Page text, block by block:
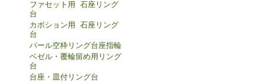
ファセット用 石座リング
台
カボション用 石座リング
台
パール空枠リング台座指輪
ベゼル・覆輪留め用リング
台
台座・皿付リング台